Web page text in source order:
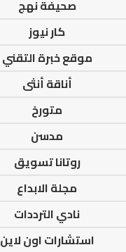
صحيفة نهج
كار نيوز
موقع خبرة التقني
أناقة أنثى
متورخ
مدسن
روتانا تسويق
مجلة الابداع
نادي الترددات
استشارات اون لاين